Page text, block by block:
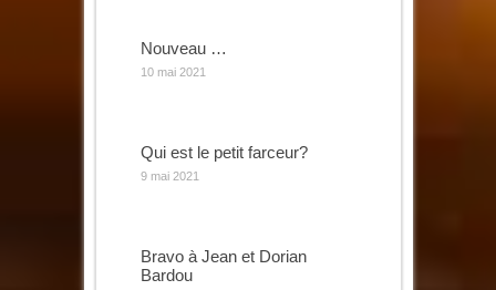
Nouveau …
10 mai 2021
Qui est le petit farceur?
9 mai 2021
Bravo à Jean et Dorian
Bardou